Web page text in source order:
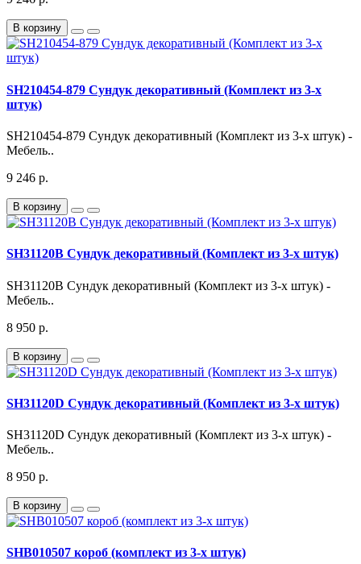
В корзину
SH210454-879 Сундук декоративный (Комплект из 3-х
штук)
SH210454-879 Сундук декоративный (Комплект из 3-х штук) -
Мебель..
9 246 р.
В корзину
SH31120B Сундук декоративный (Комплект из 3-х штук)
SH31120B Сундук декоративный (Комплект из 3-х штук) -
Мебель..
8 950 р.
В корзину
SH31120D Сундук декоративный (Комплект из 3-х штук)
SH31120D Сундук декоративный (Комплект из 3-х штук) -
Мебель..
8 950 р.
В корзину
SHB010507 короб (комплект из 3-х штук)